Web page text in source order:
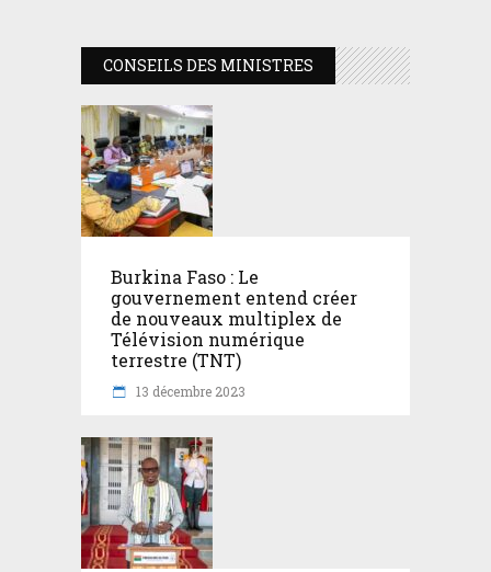
CONSEILS DES MINISTRES
Burkina Faso : Le
gouvernement entend créer
de nouveaux multiplex de
Télévision numérique
terrestre (TNT)
13 décembre 2023